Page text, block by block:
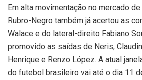
Em alta movimentação no mercado
Rubro-Negro também já acertou as
Walace e do lateral-direito Fabiano
promovido as saídas de Neris,
Henrique e Renzo López. A atual
do futebol brasileiro vai até o dia 11